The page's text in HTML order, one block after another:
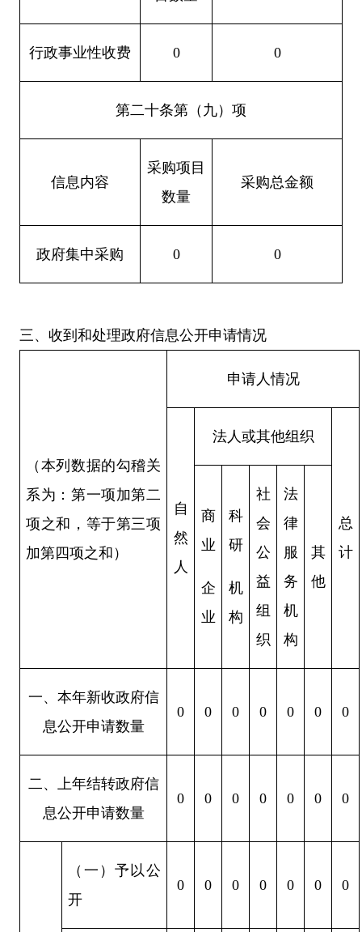
行政事业性收费 0 0
第二十条第（九）项
信息内容
采购项目
数量
采购总金额
政府集中采购 0 0
三、收到和处理政府信息公开申请情况
（本列数据的勾稽关
系为：第一项加第二
项之和，等于第三项
加第四项之和）
申请人情况
自
然
人
法人或其他组织
总
计
商
业
企
业
科
研
机
构
社
会
公
益
组
织
法
律
服
务
机
构
其
他
一、本年新收政府信
息公开申请数量
0 0 0 0 0 0 0
二、上年结转政府信
息公开申请数量
0 0 0 0 0 0 0
（一）予以公
开
0 0 0 0 0 0 0